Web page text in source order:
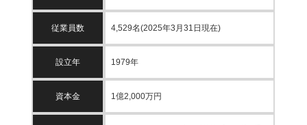
従業員数 4,529名(2025年3月31日現在)
設立年 1979年
資本金 1億2,000万円